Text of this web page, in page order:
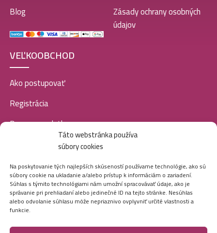
Táto webstránka používa
súbory cookies
Na poskytovanie tých najlepších skúseností používame technológie, ako sú
súbory cookie na ukladanie a/alebo prístup k informáciám o zariadení.
Súhlas s týmito technológiami nám umožní spracovávať údaje, ako je
správanie pri prehliadaní alebo jedinečné ID na tejto stránke. Nesúhlas
alebo odvolanie súhlasu môže nepriaznivo ovplyvniť určité vlastnosti a
funkcie.
Blog
Zásady ochrany osobných
údajov
VEĽKOOBCHOD
Ako postupovať
Registrácia
Doprava a platba
SOCIÁLNE SIETE